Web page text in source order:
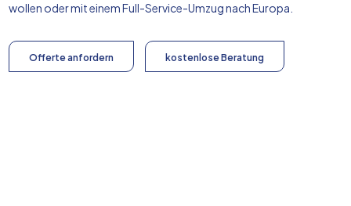
wollen oder mit einem Full-Service-Umzug nachEuropa
Offerte anfordern kostenlose Beratung